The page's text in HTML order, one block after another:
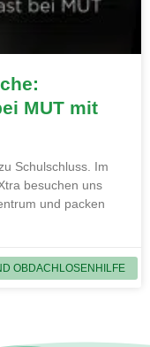
OBDACHLOSENHILFE
MUT mit
Schulschluss. Im
besuchen uns
und packen